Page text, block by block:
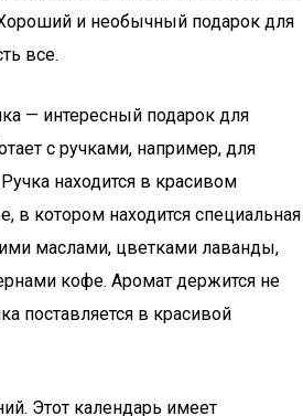
и необычный подарок для
все.
— интересный подарок для
с ручками, например, для
находится в красивом
в котором находится специальная
маслами, цветками лаванды,
кофе. Аромат держится не
поставляется в красивой
Этот календарь имеет